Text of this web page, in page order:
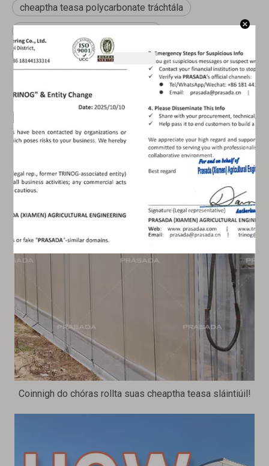
cheaptha teasa polycarbonate tráchtála
cheaptha teasa gloine tráchtála
Nuacht Gaolmhar
Coinnigh do chóras rollta suas cheaptha teasa sláintiúil!